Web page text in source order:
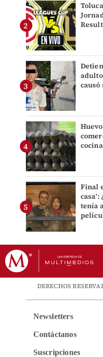
cocina
Final
tenía
DERECHOS
Newsletters
Contáctanos
Suscripciones